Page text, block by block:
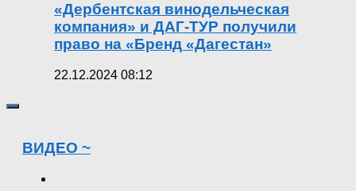
«Дербентская винодельческая
компания» и ДАГ-ТУР получили
право на «Бренд «Дагестан»
22.12.2024 08:12
ВИДЕО ~